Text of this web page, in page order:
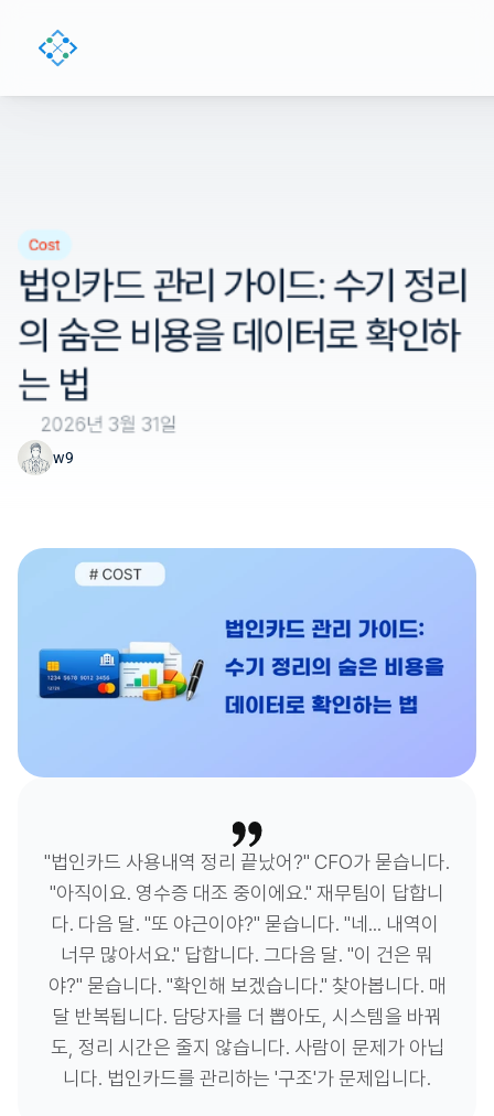
Cost
법인카드 관리 가이드: 수기 정리
의 숨은 비용을 데이터로 확인하
는 법
2026년 3월 31일
w9
"법인카드 사용내역 정리 끝났어?" CFO가 묻습니다.
"아직이요. 영수증 대조 중이에요." 재무팀이 답합니
다. 다음 달. "또 야근이야?" 묻습니다. "네... 내역이
너무 많아서요." 답합니다. 그다음 달. "이 건은 뭐
야?" 묻습니다. "확인해 보겠습니다." 찾아봅니다. 매
달 반복됩니다. 담당자를 더 뽑아도, 시스템을 바꿔
도, 정리 시간은 줄지 않습니다. 사람이 문제가 아닙
니다. 법인카드를 관리하는 '구조'가 문제입니다.